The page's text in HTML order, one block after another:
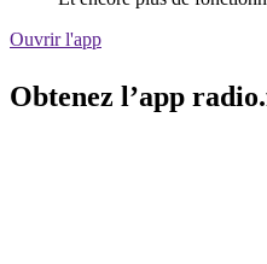
Ouvrir l'app
Obtenez l’app